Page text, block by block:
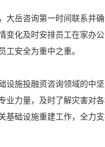
大岳咨询第一时间联系并
变化及时安排员工在家办
工安全为重中之重。
设施投融资咨询领域的中
业力量，及时了解灾害对
基础设施重建工作，全力